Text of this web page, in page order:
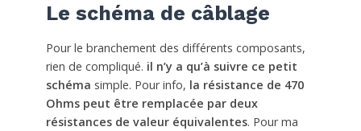
Le schéma de câblage
Pour le branchement des différents composants,
rien de compliqué. il n’y a qu’à suivre ce petit
schéma simple. Pour info, la résistance de 470
Ohms peut être remplacée par deux
résistances de valeur équivalentes. Pour ma